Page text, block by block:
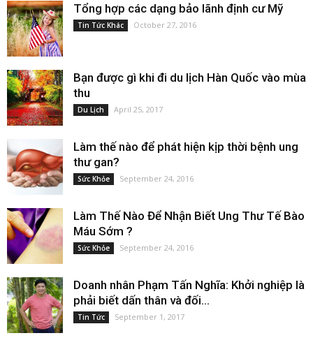
Tổng hợp các dạng bảo lãnh định cư Mỹ
Tin Tức Khác October 27, 2016
Bạn được gì khi đi du lịch Hàn Quốc vào mùa
thu
Du Lịch April 25, 2017
Làm thế nào để phát hiện kịp thời bệnh ung
thư gan?
Sức Khỏe September 24, 2016
Làm Thế Nào Để Nhận Biết Ung Thư Tế Bào
Máu Sớm ?
Sức Khỏe September 24, 2016
Doanh nhân Phạm Tấn Nghĩa: Khởi nghiệp là
phải biết dấn thân và đối...
Tin Tức September 1, 2017